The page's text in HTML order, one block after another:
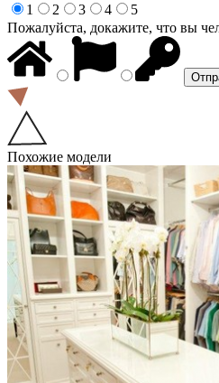
1
2 3 4
5
Пожалуйста, докажите, что вы
Похожие модели